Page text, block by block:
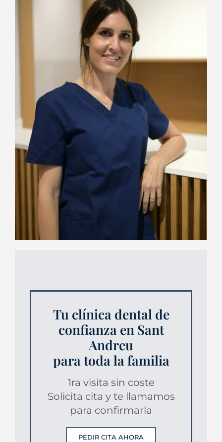
Tu clínica dental de
confianza en Sant
Andreu
para toda la familia
1ra visita sin coste
Solicita cita y te llamamos
para confirmarla
PEDIR CITA AHORA